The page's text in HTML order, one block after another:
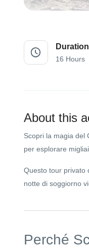
Duration
16 Hours
About this
Scopri la magia del
per esplorare
Questo tour privato
notte di soggiorno
Perché